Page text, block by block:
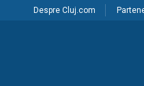
Despre Cluj.com